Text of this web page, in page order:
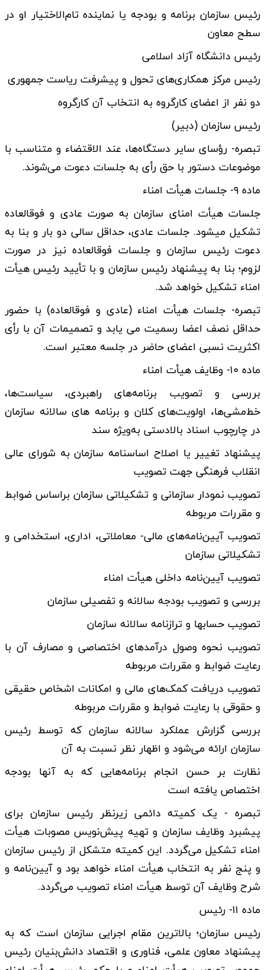
رئیس سازمان برنامه و بودجه یا نماینده تام‌الاختیار او در
سطح معاون
رئیس دانشگاه آزاد اسلامی
رئیس مرکز همکاری‌های تحول و پیشرفت ریاست جمهوری
دو نفر از اعضای کارگروه به انتخاب آن کارگروه
رئیس سازمان (دبیر)
تبصره- رؤسای سایر دستگاه‌­ها، عند الاقتضاء و متناسب با
موضوعات دستور با حق رأی به جلسات دعوت می‌شوند.
ماده ۹- جلسات هیأت امناء
جلسات هیأت امنای سازمان به صورت عادی و فوق­العاده
تشکیل می­شود. جلسات عادی، حداقل سالی دو بار و بنا به
دعوت رئیس سازمان و جلسات فوق­العاده نیز در صورت
لزوم؛ بنا به پیشنهاد رئیس سازمان و با تأیید رئیس هیأت
امناء تشکیل خواهد شد.
تبصره- جلسات هیأت امناء (عادی و فوق­العاده) با حضور
حداقل نصف اعضا رسمیت می­ یابد و تصمیمات آن با رأی
اکثریت نسبی اعضای حاضر در جلسه معتبر است.
ماده ۱۰- وظایف هیأت امناء
بررسی و تصویب برنامه­‌های راهبردی، سیاست‌ها،
خط‌مشی‌ها، اولویت‌های کلان و برنامه­ های سالانه سازمان
در چارچوب اسناد بالادستی به‌­ویژه سند
پیشنهاد تغییر یا اصلاح اساسنامه سازمان به شورای عالی
انقلاب فرهنگی جهت تصویب
تصویب نمودار سازمانی و تشکیلاتی سازمان براساس ضوابط
و مقررات مربوطه
تصویب آیین­‌نامه‌­های مالی- معاملاتی، اداری، استخدامی و
تشکیلاتی سازمان
تصویب آیین­‌نامه داخلی هیأت امناء
بررسی و تصویب بودجه سالانه و تفصیلی سازمان
تصویب حساب­ها و ترازنامه سالانه سازمان
تصویب نحوه وصول درآمدهای اختصاصی و مصارف آن با
رعایت ضوابط و مقررات مربوطه
تصویب دریافت کمک‌های مالی و امکانات اشخاص حقیقی
و حقوقی با رعایت ضوابط و مقررات مربوطه
بررسی گزارش عملکرد سالانه سازمان که توسط رئیس
سازمان ارائه می­‌شود و اظهار نظر نسبت به آن
نظارت بر حسن انجام برنامه‌هایی که به آنها بودجه
اختصاص یافته است
تبصره - یک کمیته دائمی زیرنظر رئیس سازمان برای
پیشبرد وظایف سازمان و تهیه پیش­‌نویس مصوبات هیأت
امناء تشکیل می­‌گردد. این کمیته متشکل از رئیس سازمان
و پنج نفر به انتخاب هیأت امناء خواهد بود و آیین‌نامه و
شرح وظایف آن توسط هیأت امناء تصویب می­‌گردد.
ماده ۱۱- رئیس
رئیس سازمان؛ بالاترین مقام اجرایی سازمان است که به
پیشنهاد معاون علمی، فناوری و اقتصاد دانش‌بنیان رئیس